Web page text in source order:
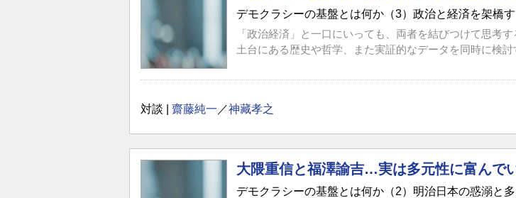
デモクラシーの基盤とは何か（3）政治と経済を架橋
「政治経済」と一口にいっても、両者を結びつけて思考
土台にある歴史や哲学、また実証的なデータを同時に検
対談 | 齋藤純一 ／神藏孝之
大隈重信と福澤諭吉…実は多元性に富んで
デモクラシーの基盤とは何か（2）明治日本の惑溺と